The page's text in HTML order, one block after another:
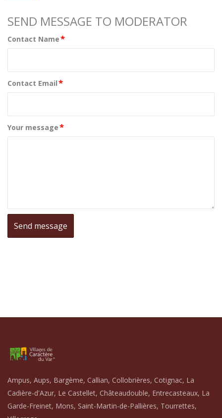
SEND MESSAGE TO MODERATOR
Contact Name*
Contact Email*
Your message*
Ampus, Aups, Bargème, Callian, Collobrières, Cotignac, La
Cadière-d'Azur, Le Castellet, Châteaudouble, Entrecasteaux, La
Garde-Freinet, Mons, Saint-Martin-de-Pallières, Tourrettes,